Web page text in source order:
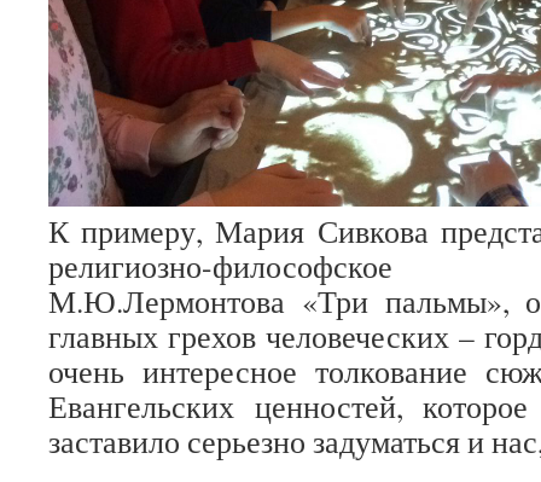
К примеру, Мария Сивкова
религиозно-философское
М.Ю.Лермонтова «Три пальмы»,
главных грехов человеческих –
очень интересное толкование
Евангельских ценностей,
заставило серьезно задуматься и